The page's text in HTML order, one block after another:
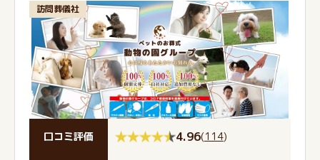
訪問葬儀社
口コミ評価 4.96(114)